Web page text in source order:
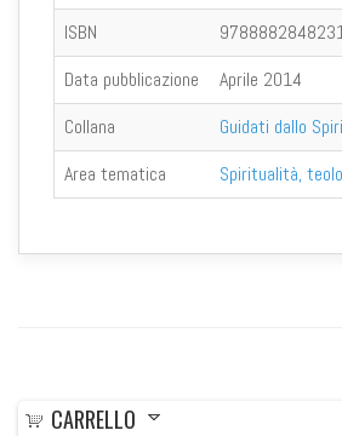
ISBN
Data pubblicazione
Aprile 2014
Collana
Guidati dallo
Area tematica
Spiritualità,
CARRELLO